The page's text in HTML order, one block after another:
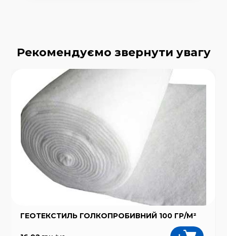
Рекомендуємо звернути увагу
ГЕОТЕКСТИЛЬ ГОЛКОПРОБИВНИЙ 100 ГР/М²